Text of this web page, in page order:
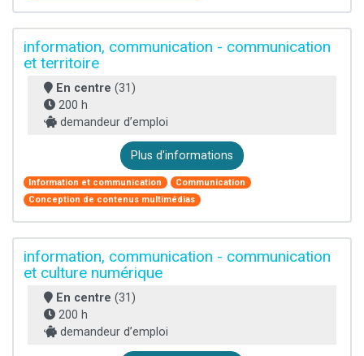
information, communication - communication
et territoire
En centre (31)
200 h
demandeur d’emploi
Plus d'informations
Information et communication
Communication
Conception de contenus multimédias
information, communication - communication
et culture numérique
En centre (31)
200 h
demandeur d’emploi